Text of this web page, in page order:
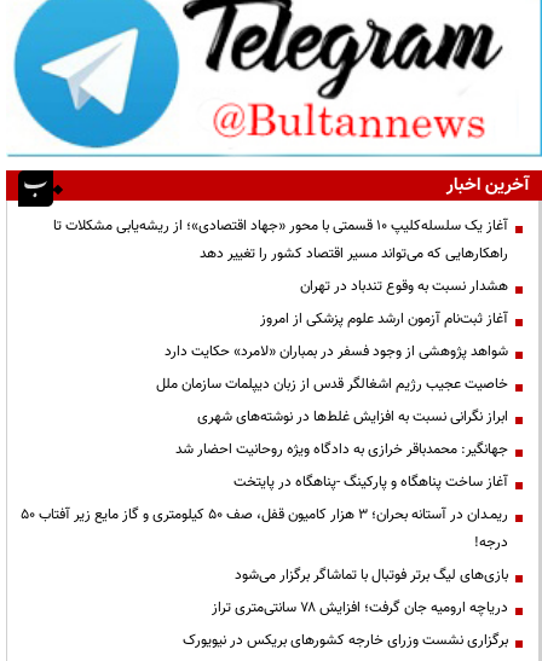
آخرین اخبار
آغاز یک سلسله‌کلیپ ۱۰ قسمتی با محور «جهاد اقتصادی»؛ از ریشه‌یابی مشکلات تا
راهکارهایی که می‌تواند مسیر اقتصاد کشور را تغییر دهد
هشدار نسبت به وقوع تندباد در تهران
آغاز ثبت‌نام آزمون ارشد علوم پزشکی از امروز
شواهد پژوهشی از وجود فسفر در بمباران «لامرد» حکایت دارد
خاصیت عجیب رژیم اشغالگر قدس از زبان دیپلمات سازمان ملل
ابراز نگرانی نسبت به افزایش غلط‌ها در نوشته‌های شهری
جهانگیر: محمدباقر خرازی به دادگاه ویژه روحانیت احضار شد
آغاز ساخت پناهگاه و پارکینگ -پناهگاه در پایتخت
ریمـدان در آستانه بحران؛ ۳ هزار کامیون قفل، صف ۵۰ کیلومتری و گاز مایع زیر آفتاب ۵۰
درجه!
بازی‌های لیگ برتر فوتبال با تماشاگر برگزار می‌شود
دریاچه ارومیه جان گرفت؛ افزایش ۷۸ سانتی‌متری تراز
برگزاری نشست وزرای خارجه کشورهای بریکس در نیویورک